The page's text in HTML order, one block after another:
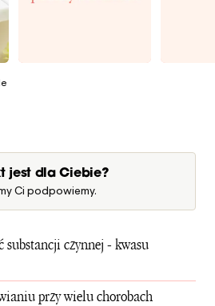
jest dla Ciebie?
Ci podpowiemy.
substancji czynnej - kwasu
przy wielu chorobach